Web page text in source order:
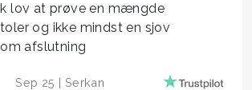
lov at prøve en mængde
og ikke mindst en sjov
afslutning
Sep 25 | Serkan